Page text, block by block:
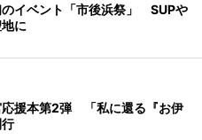
のイベント「市後浜祭」 SUPや
に
応援本第2弾 「私に還る『お伊